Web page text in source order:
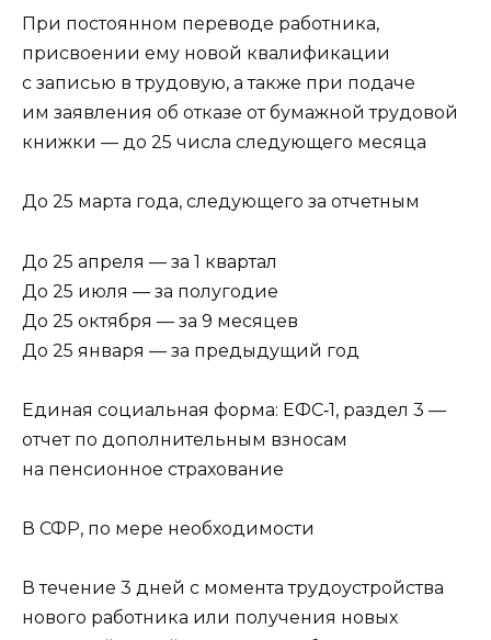
При постоянном переводе работника,
присвоении ему новой квалификации
с записью в трудовую, а также при подаче
им заявления об отказе от бумажной трудовой
книжки — до 25 числа следующего месяца
До 25 марта года, следующего за отчетным
До 25 апреля — за 1 квартал
До 25 июля — за полугодие
До 25 октября — за 9 месяцев
До 25 января — за предыдущий год
Единая социальная форма: ЕФС‑1, раздел 3 —
отчет по дополнительным взносам
на пенсионное страхование
В СФР, по мере необходимости
В течение 3 дней с момента трудоустройства
нового работника или получения новых